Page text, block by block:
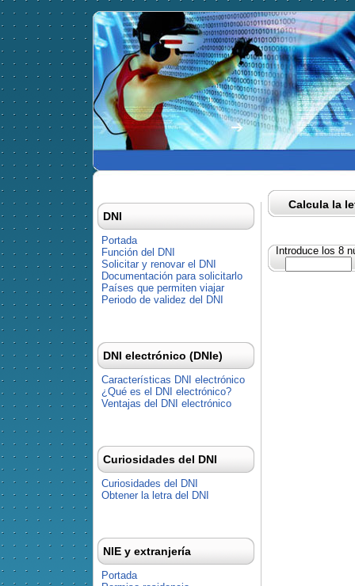
Calcula la
Introduce los 8
DNI
Portada
Función del DNI
Solicitar y renovar el DNI
Documentación para solicitarlo
Países que permiten viajar
Periodo de validez del DNI
DNI electrónico (DNIe)
Características DNI electrónico
¿Qué es el DNI electrónico?
Ventajas del DNI electrónico
Curiosidades del DNI
Curiosidades del DNI
Obtener la letra del DNI
NIE y extranjería
Portada